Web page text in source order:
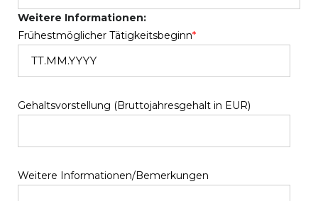
Weitere Informationen:
Frühestmöglicher Tätigkeitsbeginn*
Gehaltsvorstellung (Bruttojahresgehalt in EUR)
Weitere Informationen/Bemerkungen